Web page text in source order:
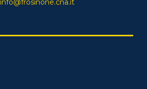
info@frosinone.cna.it